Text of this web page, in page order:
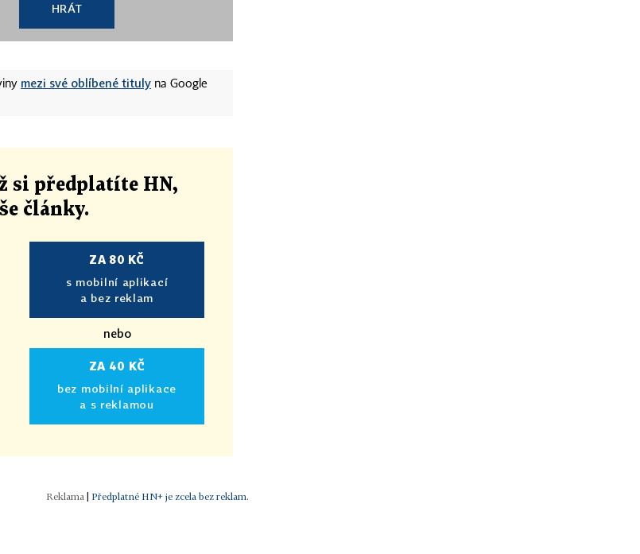
HRÁT
mezi své oblíbené tituly na Google
si předplatíte HN,
články.
ZA 80 KČ
s mobilní aplikací
a bez reklam
nebo
ZA 40 KČ
bez mobilní aplikace
a s reklamou
| Předplatné HN+ je zcela bez reklam.